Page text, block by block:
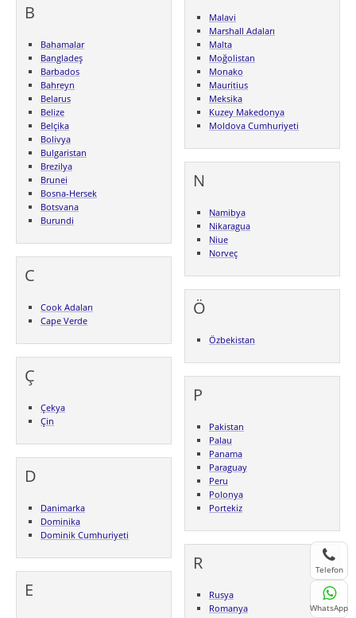
B
Bahamalar
Bangladeş
Barbados
Bahreyn
Belarus
Belize
Belçika
Bolivya
Bulgaristan
Brezilya
Brunei
Bosna-Hersek
Botsvana
Burundi
C
Cook Adaları
Cape Verde
Ç
Çekya
Çin
D
Danimarka
Dominika
Dominik Cumhuriyeti
E
Malavi
Marshall Adaları
Malta
Moğolistan
Monako
Mauritius
Meksika
Kuzey Makedonya
Moldova Cumhuriyeti
N
Namibya
Nikaragua
Niue
Norveç
Ö
Özbekistan
P
Pakistan
Palau
Panama
Paraguay
Peru
Polonya
Portekiz
R
Rusya
Romanya
Telefon
WhatsApp